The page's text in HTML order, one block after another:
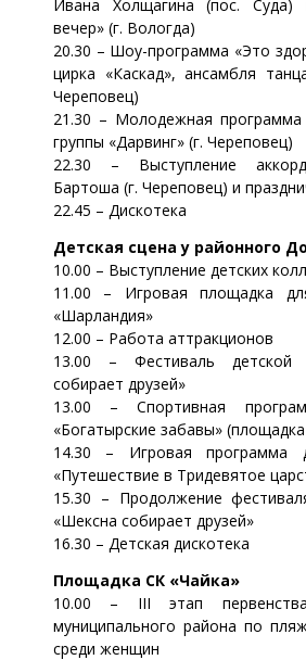
Ивана Холщагина (пос.
вечер» (г. Вологда)
20.30 – Шоу-программа «Это
цирка «Каскад», ансамбля
Череповец)
21.30 – Молодежная программа
группы «Дарвинг» (г. Череповец)
22.30 – Выступление
Бартоша (г. Череповец) и
22.45 – Дискотека
Детская сцена у районного
10.00 – Выступление детских
11.00 – Игровая площадка
«Шарландия»
12.00 – Работа аттракционов
13.00 – Фестиваль детской
собирает друзей»
13.00 – Спортивная
«Богатырские забавы»
14.30 – Игровая программа
«Путешествие в Тридевятое
15.30 – Продолжение
«Шексна собирает друзей»
16.30 – Детская дискотека
Площадка СК «Чайка»
10.00 – III этап первенства
муниципального района по
среди женщин